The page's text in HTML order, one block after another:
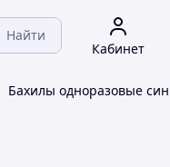
Найти
Кабинет
Бахилы одноразовые